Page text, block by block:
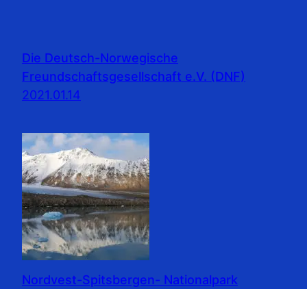
Die Deutsch-Norwegische
Freundschaftsgesellschaft e.V. (DNF)
2021.01.14
Nordvest-Spitsbergen- Nationalpark